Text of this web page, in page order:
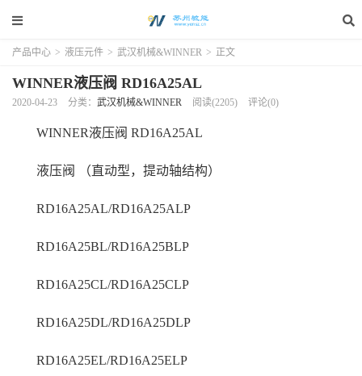
产品中心 > 液压元件 > 武汉机械&WINNER > 正文
WINNER液压阀 RD16A25AL
2020-04-23 分类： 武汉机械&WINNER 阅读(2205) 评论(0)
WINNER液压阀 RD16A25AL
液压阀 （直动型，提动轴结构）
RD16A25AL/RD16A25ALP
RD16A25BL/RD16A25BLP
RD16A25CL/RD16A25CLP
RD16A25DL/RD16A25DLP
RD16A25EL/RD16A25ELP